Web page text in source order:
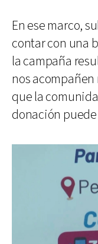
En ese marco,
contar con una
la campaña
nos
que la
donación